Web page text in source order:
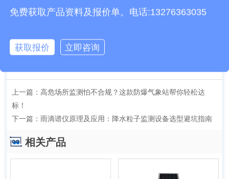
上一篇： 高危场所监测怕不合规？这款防爆气象站帮你轻松达
标！
下一篇： 雨滴谱仪原理及应用：降水粒子监测设备选型避坑指南
相关产品
免费获取产品资料及报价单。电话:13276363035
获取报价 立即咨询